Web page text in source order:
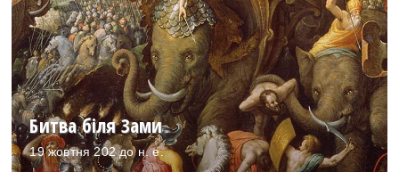
Битва біля Зами
19 жовтня 202 до н. е.